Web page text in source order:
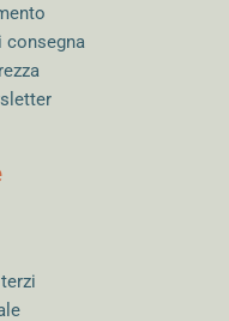
consegna